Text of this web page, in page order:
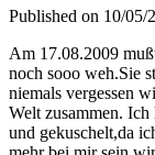
Published on 10/
Am 17.08.2009
noch sooo weh.Sie
niemals vergessen
Welt zusammen. Ich
und gekuschelt,da